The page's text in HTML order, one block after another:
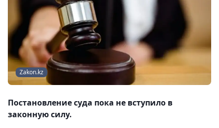
Zakon.kz
Постановление суда пока не вступило в
законную силу.